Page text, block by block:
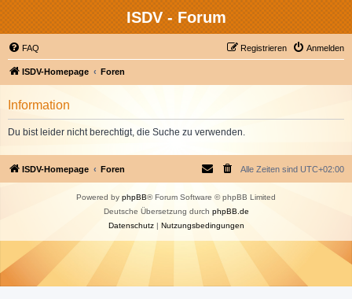
ISDV - Forum
FAQ Anmelden
Registrieren
ISDV-Homepage Foren
Information
Du bist leider nicht berechtigt, die Suche zu verwenden.
ISDV-Homepage Foren Alle Zeiten sind UTC+02:00
Powered by phpBB® Forum Software © phpBB Limited
Deutsche Übersetzung durch phpBB.de
Datenschutz| Nutzungsbedingungen